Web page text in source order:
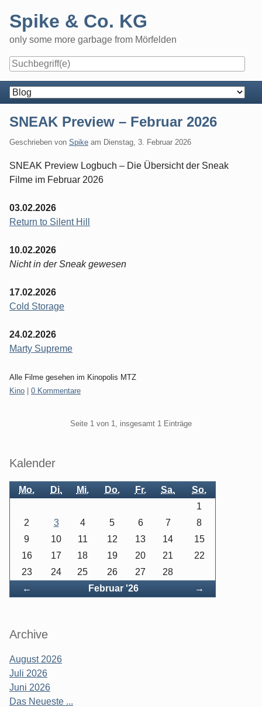
content
Spike & Co. KG
only some more garbage from Mörfelden
Navigation
SNEAK Preview – Februar 2026
Geschrieben von Spike am Dienstag, 3. Februar 2026
SNEAK Preview Logbuch – Die Übersicht der Sneak
Filme im Februar 2026
03.02.2026
Return to Silent Hill
10.02.2026
Nicht in der Sneak gewesen
17.02.2026
Cold Storage
24.02.2026
Marty Supreme
Alle Filme gesehen im Kinopolis MTZ
Kategorien:
Kino 0 Kommentare
Seite 1 von 1, insgesamt 1 Einträge
Seitenleiste
Kalender
Mo. Di. Mi. Do. Fr. Sa. So.
← Februar '26 Vorwärts
→
1
2
3 4 5 6 7
8
9
10 11 12 13 14
15
16
17 18 19 20 21
22
23
24 25 26 27 28
Archive
August 2026
Juli 2026
Juni 2026
Das Neueste ...